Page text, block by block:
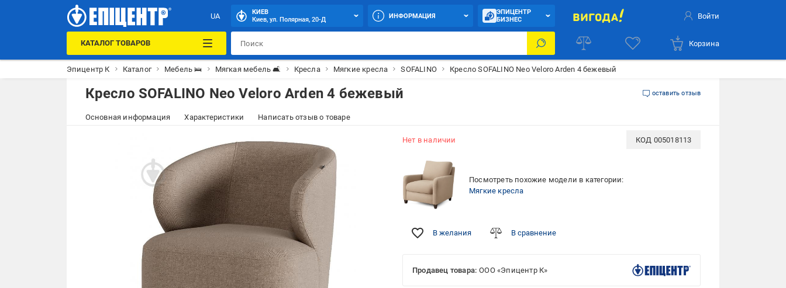
UA
КИЕВ
Киев, ул. Полярная, 20-Д
ИНФОРМАЦИЯ
ЭПИЦЕНТР
БИЗНЕС
Войти
КАТАЛОГ ТОВАРОВ Корзина
Эпицентр К Каталог Мебель 🛌 Мягкая мебель 🛋 Кресла Мягкие кресла SOFALINO Кресло SOFALINO Neo Veloro Arden 4 бежевый
Кресло SOFALINO Neo Veloro Arden 4 бежевый оставить отзыв
Основная информация Характеристики Написать отзыв о товаре
Нет в наличии КОД 005018113
Посмотреть похожие модели в категории:
Мягкие кресла
В желания В сравнение
Продавец товара: ООО «Эпицентр К»